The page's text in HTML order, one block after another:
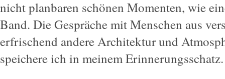
nicht planbaren schönen Momenten, wie
Band. Die Gespräche mit Menschen aus
erfrischend andere Architektur und
speichere ich in meinem Erinnerungsschatz.